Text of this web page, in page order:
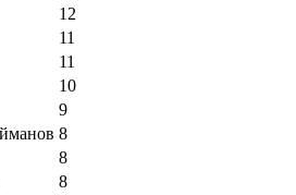
12
11
11
10
9
8
8
8